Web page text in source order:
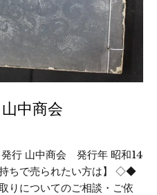
中商会
発行 山中商会 発行年 昭和14
ちで売られたい方は】 ◇◆
についてのご相談・ご依